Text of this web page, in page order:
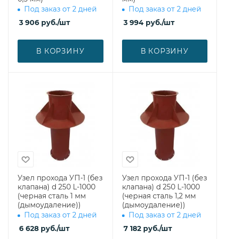
Под заказ от 2 дней
3 906 руб./шт
В КОРЗИНУ
Под заказ от 2 дней
3 994руб./шт
В КОРЗИНУ
Узел прохода УП-1 (без
клапана) d 250 L-1000
(черная сталь 1 мм
(дымоудаление))
Под заказ от 2 дней
6 628 руб./шт
Узел прохода УП-1 (без
клапана) d 250 L-1000
(черная сталь 1,2 мм
(дымоудаление))
Под заказ от 2 дней
7 182руб./шт